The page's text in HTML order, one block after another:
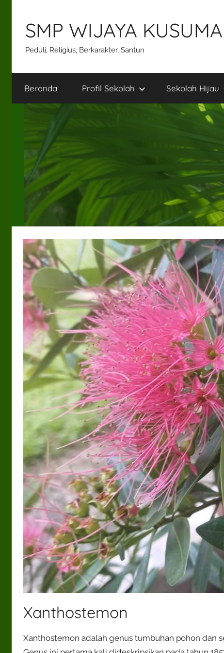
content
SMP WIJAYA KUSUMA
Peduli, Religius, Berkarakter, Santun
Beranda Profil Sekolah Sekolah Hijau
Xanthostemon
Xanthostemon adalah genus tumbuhan pohon dan